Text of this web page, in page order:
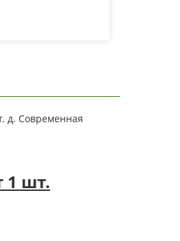
д. Современная
1 шт.